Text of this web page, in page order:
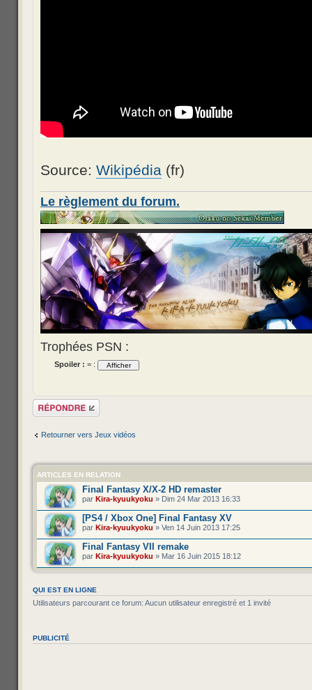
Source: Wikipédia (fr)
Le règlement du forum.
Trophées PSN :
Spoiler : = :
Répondre
Retourner vers Jeux vidéos
ARTICLES EN RELATION
Final Fantasy X/X-2 HD remaster
par Kira-kyuukyoku » Dim 24 Mar 2013 16:33
[PS4 / Xbox One] Final Fantasy XV
par Kira-kyuukyoku » Ven 14 Juin 2013 17:25
Final Fantasy VII remake
par Kira-kyuukyoku » Mar 16 Juin 2015 18:12
QUI EST EN LIGNE
Utilisateurs parcourant ce forum: Aucun utilisateur enregistré et 1 invité
PUBLICITÉ